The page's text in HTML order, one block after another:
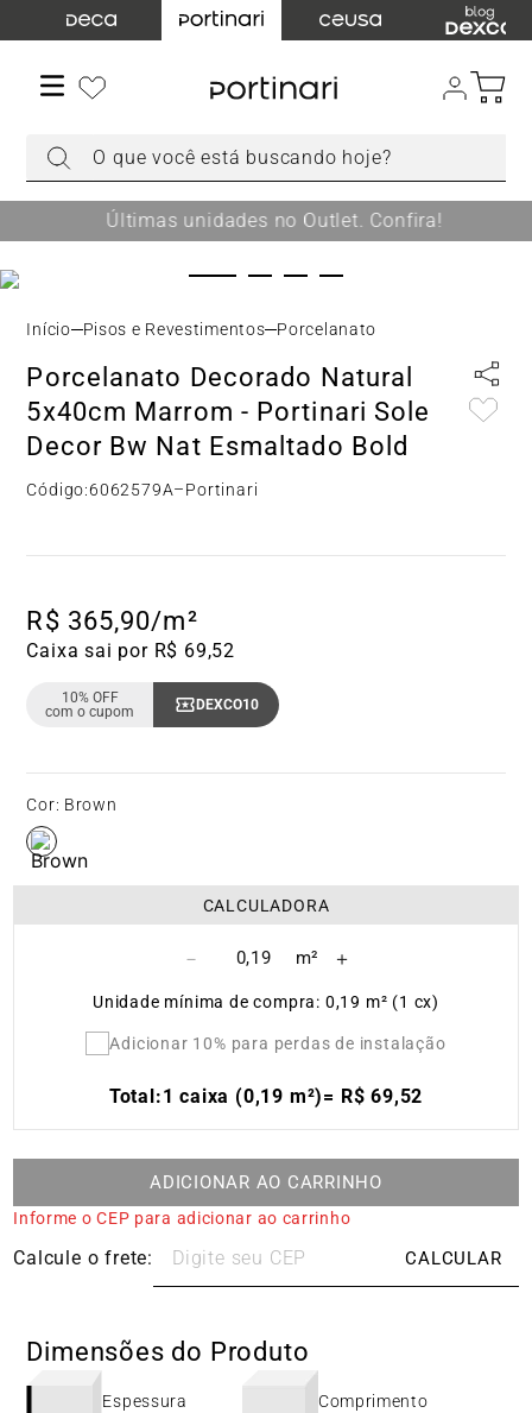
O que você está buscando hoje?
Últimas unidades no Outlet. Confira!
Pisos e Revestimentos Porcelanato
Porcelanato Decorado Natural
5x40cm Marrom - Portinari Sole
Decor Bw Nat Esmaltado Bold
Código:6062579A–Portinari
R$ 365,90/m²
Caixa sai por R$ 69,52
10% OFF
com o cupom
DEXCO10
Cor: Brown
CALCULADORA
－ ＋
Unidade mínima de compra: 0,19 m² (1 cx)
Adicionar 10% para perdas de instalação
Total:1 caixa (0,19 m²)= R$ 69,52
ADICIONAR AO CARRINHO
Informe o CEP para adicionar ao carrinho
Dimensões do Produto
Espessura
Comprimento
TERMOS MAIS BUSCADOS
cuba
chuveiro
4º
acabamento registro
misturador
10º cuba sobrepor